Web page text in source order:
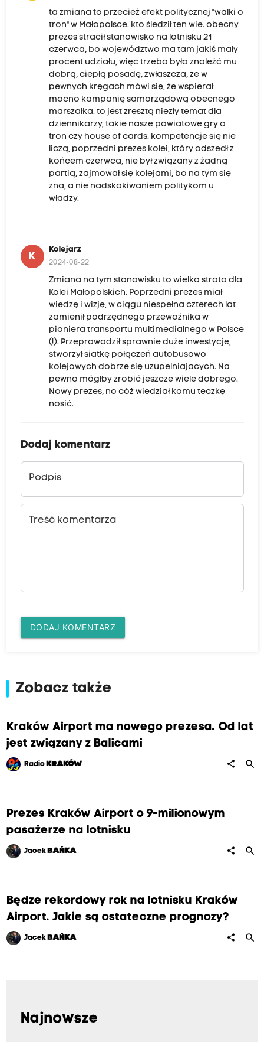
ta zmiana to przecież efekt politycznej "walki o
tron" w Małopolsce. kto śledził ten wie. obecny
prezes stracił stanowisko na lotnisku 21
czerwca, bo województwo ma tam jakiś mały
procent udziału, więc trzeba było znaleźć mu
dobrą, ciepłą posadę, zwłaszcza, że w
pewnych kręgach mówi się, że wspierał
mocno kampanię samorządową obecnego
marszałka. to jest zresztą niezły temat dla
dziennikarzy, takie nasze powiatowe gry o
tron czy house of cards. kompetencje się nie
liczą, poprzedni prezes kolei, który odszedł z
końcem czerwca, nie był związany z żadną
partią, zajmował się kolejami, bo na tym się
zna, a nie nadskakiwaniem politykom u
władzy.
K
Kolejarz
2024-08-22
Zmiana na tym stanowisku to wielka strata dla
Kolei Małopolskich. Poprzedni prezes miał
wiedzę i wizję, w ciągu niespełna czterech lat
zamienił podrzędnego przewoźnika w
pioniera transportu multimedialnego w Polsce
(!). Przeprowadził sprawnie duże inwestycje,
stworzył siatkę połączeń autobusowo
kolejowych dobrze się uzupelniajacych. Na
pewno mógłby zrobić jeszcze wiele dobrego.
Nowy prezes, no cóż wiedział komu teczkę
nosić.
Dodaj komentarz
Podpis
Treść komentarza
DODAJ KOMENTARZ
Zobacz także
Kraków Airport ma nowego prezesa. Od lat
jest związany z Balicami
Radio KRAKÓW share search
Prezes Kraków Airport o 9-milionowym
pasażerze na lotnisku
Jacek BAŃKA share search
Będze rekordowy rok na lotnisku Kraków
Airport. Jakie są ostateczne prognozy?
Jacek BAŃKA share search
Najnowsze